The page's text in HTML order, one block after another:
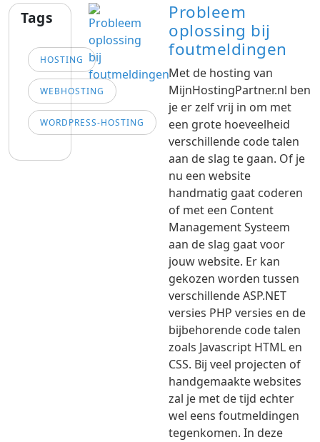
Tags
HOSTING
WEBHOSTING
WORDPRESS-HOSTING
Probleem
oplossing bij
foutmeldingen
Met de hosting van
MijnHostingPartner.nl ben
je er zelf vrij in om met
een grote hoeveelheid
verschillende code talen
aan de slag te gaan. Of je
nu een website
handmatig gaat coderen
of met een Content
Management Systeem
aan de slag gaat voor
jouw website. Er kan
gekozen worden tussen
verschillende ASP.NET
versies PHP versies en de
bijbehorende code talen
zoals Javascript HTML en
CSS. Bij veel projecten of
handgemaakte websites
zal je met de tijd echter
wel eens foutmeldingen
tegenkomen. In deze